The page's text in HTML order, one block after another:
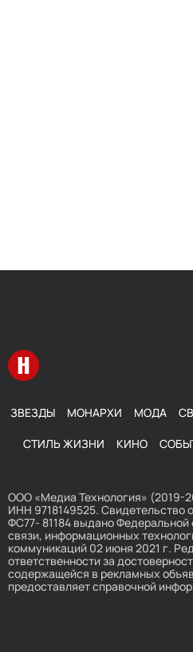
Перейти на главную
ЗВЕЗДЫ МОНАРХИ МОДА
СТИЛЬ ЖИЗНИ КИНО
ООО «Медиа Технология» (2019-
ИНН 9718149525.
ФС77- 81184 выдано
связи, информационных
коммуникаций 02 июня 2021 г.
ответственности за
содержащейся в рекламных
предоставляет справочной